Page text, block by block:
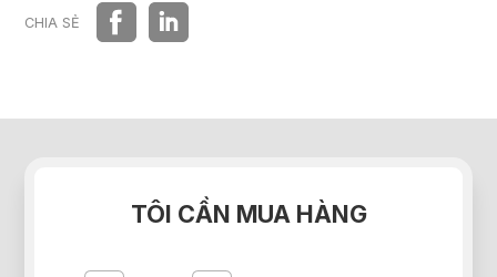
CHIA SẺ
TÔI CẦN MUA HÀNG